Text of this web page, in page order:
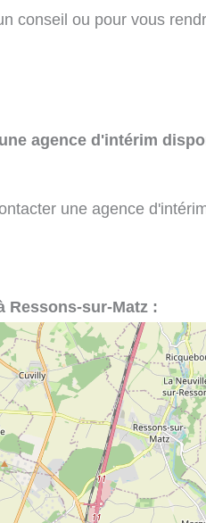
conseil ou pour vous
agence d'intérim
une agence
Ressons-sur-Matz :